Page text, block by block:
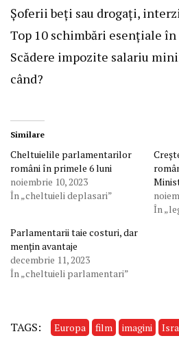
Șoferii beți sau drogați,
Top 10 schimbări esențiale
Scădere impozite salariu
când?
Similare
Cheltuielile parlamentarilor
români în primele 6 luni
noiembrie 10, 2023
În „cheltuieli deplasari”
În
Parlamentarii taie costuri, dar
mențin avantaje
decembrie 11, 2023
În „cheltuieli parlamentari”
TAGS: Europa film imagini